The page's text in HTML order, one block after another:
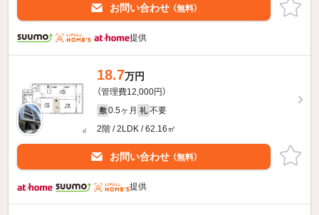
お問い合わせ （無料）
提供
18.7万円
（管理費12,000円）
敷 0.5ヶ月 礼 不要
2階 / 2LDK / 62.16㎡
お問い合わせ （無料）
提供